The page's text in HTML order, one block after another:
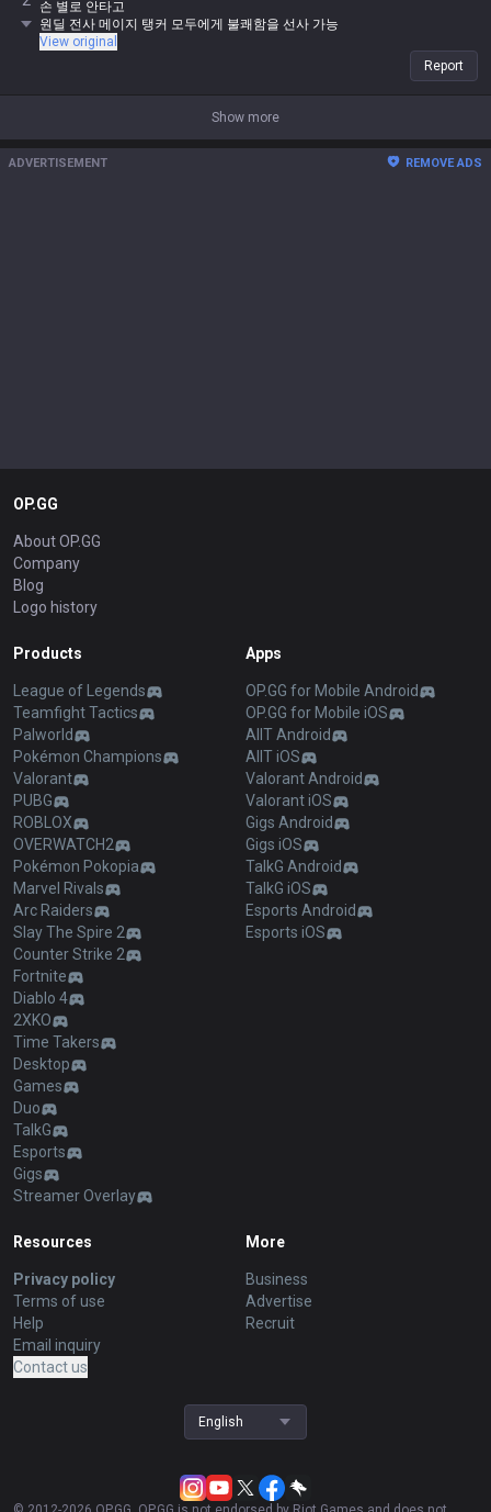
손 별로 안타고
원딜 전사 메이지 탱커 모두에게 불쾌함을 선사 가능
View original
Report
Show more
ADVERTISEMENT REMOVE ADS
OP.GG
About OP.GG
Company
Blog
Logo history
Products
League of Legends
Teamfight Tactics
Palworld
Pokémon Champions
Valorant
PUBG
ROBLOX
OVERWATCH2
Pokémon Pokopia
Marvel Rivals
Arc Raiders
Slay The Spire 2
Counter Strike 2
Fortnite
Diablo 4
2XKO
Time Takers
Desktop
Games
Duo
TalkG
Esports
Gigs
Streamer Overlay
Apps
OP.GG for Mobile Android
OP.GG for Mobile iOS
AllT Android
AllT iOS
Valorant Android
Valorant iOS
Gigs Android
Gigs iOS
TalkG Android
TalkG iOS
Esports Android
Esports iOS
Resources
Privacy policy
Terms of use
Help
Email inquiry
Contact us
More
Business
Advertise
Recruit
English